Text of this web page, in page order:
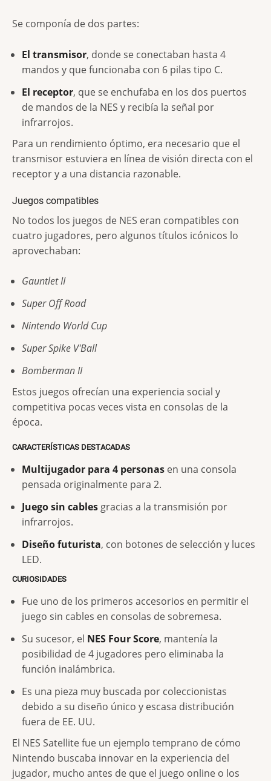
Se componía de dos partes:
El transmisor, donde se conectaban hasta 4
mandos y que funcionaba con 6 pilas tipo C.
El receptor, que se enchufaba en los dos puertos
de mandos de la NES y recibía la señal por
infrarrojos.
Para un rendimiento óptimo, era necesario que el
transmisor estuviera en línea de visión directa con el
receptor y a una distancia razonable.
Juegos compatibles
No todos los juegos de NES eran compatibles con
cuatro jugadores, pero algunos títulos icónicos lo
aprovechaban:
Gauntlet II
Super Off Road
Nintendo World Cup
Super Spike V'Ball
Bomberman II
Estos juegos ofrecían una experiencia social y
competitiva pocas veces vista en consolas de la
época.
CARACTERÍSTICAS DESTACADAS
Multijugador para 4 personas en una consola
pensada originalmente para 2.
Juego sin cables gracias a la transmisión por
infrarrojos.
Diseño futurista, con botones de selección y luces
LED.
CURIOSIDADES
Fue uno de los primeros accesorios en permitir el
juego sin cables en consolas de sobremesa.
Su sucesor, el NES Four Score, mantenía la
posibilidad de 4 jugadores pero eliminaba la
función inalámbrica.
Es una pieza muy buscada por coleccionistas
debido a su diseño único y escasa distribución
fuera de EE. UU.
El NES Satellite fue un ejemplo temprano de cómo
Nintendo buscaba innovar en la experiencia del
jugador, mucho antes de que el juego online o los